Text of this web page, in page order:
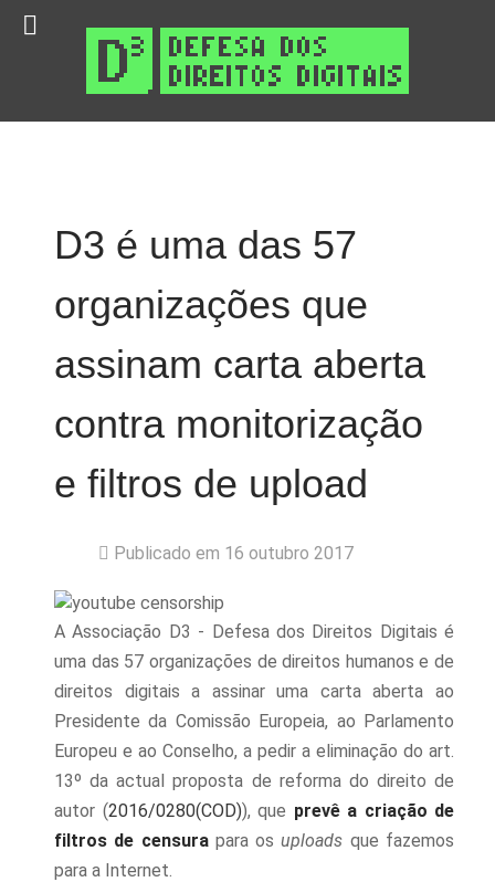
D3 é uma das 57
organizações que
assinam carta aberta
contra monitorização
e filtros de upload
Publicado em 16 outubro 2017
A Associação D3 - Defesa dos Direitos Digitais é
uma das 57 organizações de direitos humanos e de
direitos digitais a assinar uma carta aberta ao
Presidente da Comissão Europeia, ao Parlamento
Europeu e ao Conselho, a pedir a eliminação do art.
13º da actual proposta de reforma do direito de
autor (2016/0280(COD)), que prevê a criação de
filtros de censurapara osuploads que fazemos
para a Internet.